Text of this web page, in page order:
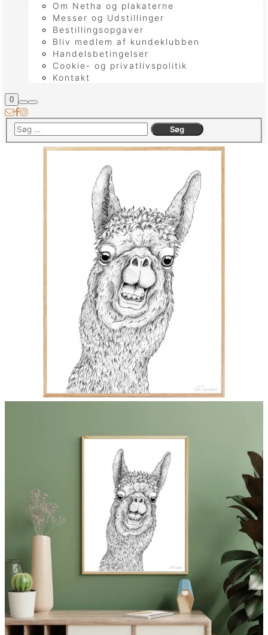
Om Netha og plakaterne
Messer og Udstillinger
Bestillingsopgaver
Bliv medlem af kundeklubben
Handelsbetingelser
Cookie- og privatlivspolitik
Kontakt
0Butiks
sidebar
SøgHovedmenu